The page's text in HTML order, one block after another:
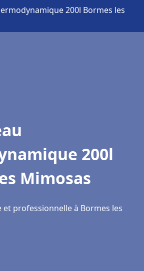
200l Bormes les
200l
Mimosas
professionnelle à Bormes les